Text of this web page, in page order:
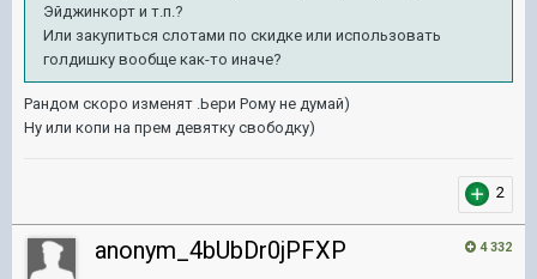
Эйджинкорт и т.п.?
Или закупиться слотами по скидке или использовать
голдишку вообще как-то иначе?
Рандом скоро изменят .Ьери Рому не думай)
Ну или копи на прем девятку свободку)
2
4 332
anonym_4bUbDr0jPFXP